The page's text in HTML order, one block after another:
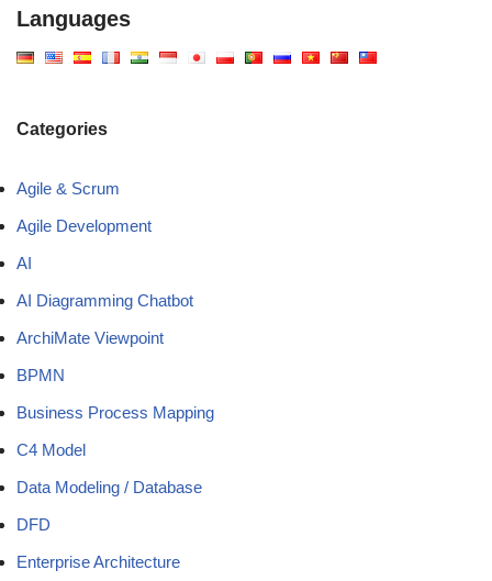
Languages
Categories
Agile & Scrum
Agile Development
AI
AI Diagramming Chatbot
ArchiMate Viewpoint
BPMN
Business Process Mapping
C4 Model
Data Modeling / Database
DFD
Enterprise Architecture